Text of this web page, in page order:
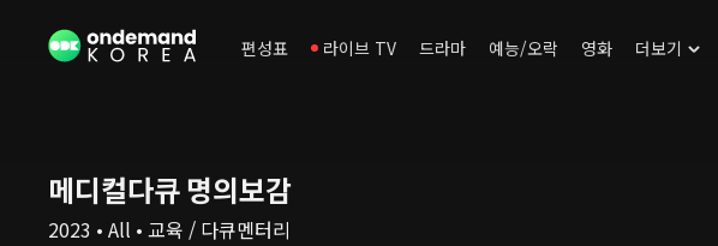
편성표 라이브 TV 드라마 예능/오락 영화 더보기
메디컬다큐 명의보감
2023 • All • 교육 / 다큐멘터리